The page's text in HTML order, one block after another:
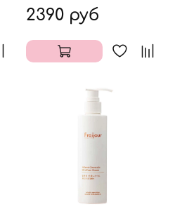
2390 руб